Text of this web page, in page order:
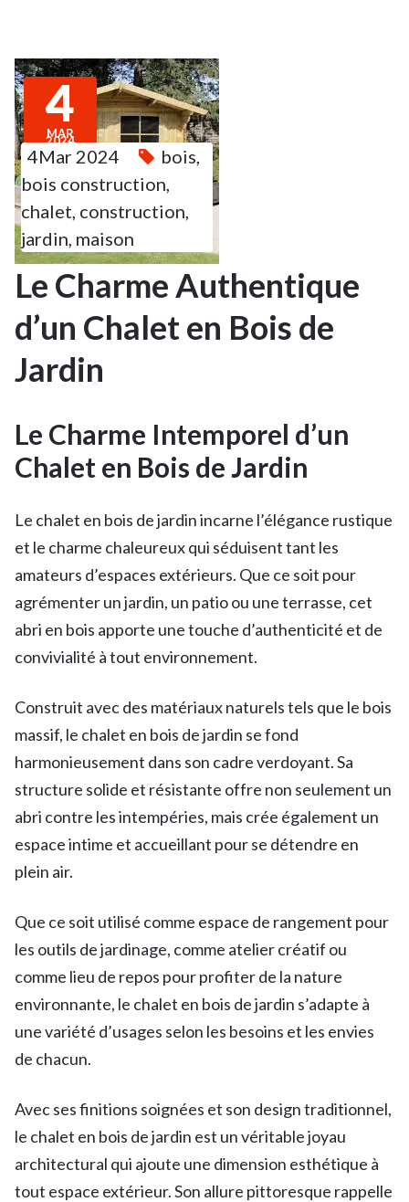
4
MAR
2024
4Mar 2024 bois
bois construction
chalet construction
jardin maison
Le Charme Authentique
d’un Chalet en Bois de
Jardin
Le Charme Intemporel d’un
Chalet en Bois de Jardin
Le chalet en bois de jardin incarne l’élégance rustique
et le charme chaleureux qui séduisent tant les
amateurs d’espaces extérieurs. Que ce soit pour
agrémenter un jardin, un patio ou une terrasse, cet
abri en bois apporte une touche d’authenticité et de
convivialité à tout environnement.
Construit avec des matériaux naturels tels que le bois
massif, le chalet en bois de jardin se fond
harmonieusement dans son cadre verdoyant. Sa
structure solide et résistante offre non seulement un
abri contre les intempéries, mais crée également un
espace intime et accueillant pour se détendre en
plein air.
Que ce soit utilisé comme espace de rangement pour
les outils de jardinage, comme atelier créatif ou
comme lieu de repos pour profiter de la nature
environnante, le chalet en bois de jardin s’adapte à
une variété d’usages selon les besoins et les envies
de chacun.
Avec ses finitions soignées et son design traditionnel,
le chalet en bois de jardin est un véritable joyau
architectural qui ajoute une dimension esthétique à
tout espace extérieur. Son allure pittoresque rappelle